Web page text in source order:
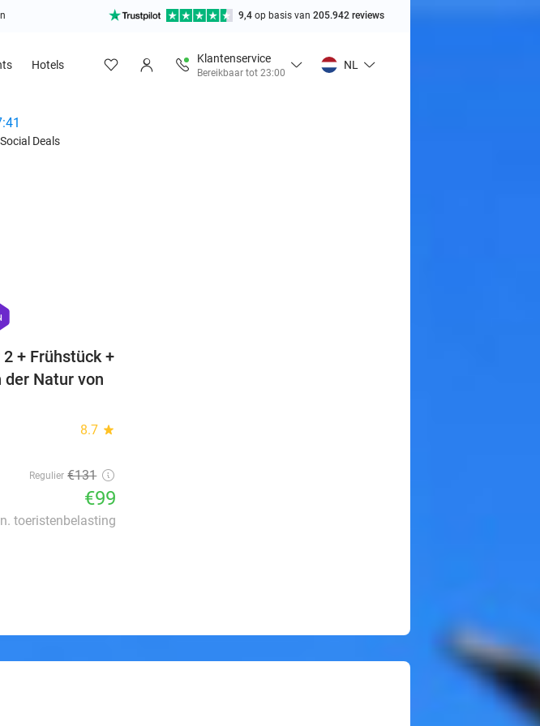
9,4 op basis van 205.942 reviews
Hotels
Klantenservice
Bereikbaar tot 23:00
NL
Deals
+ Frühstück +
der Natur von
8.7 star
Regulier €131
€99
toeristenbelasting